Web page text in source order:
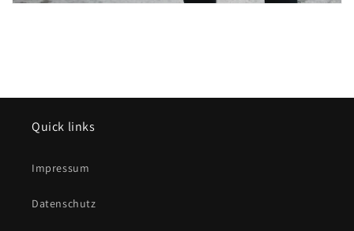
Quick links
Impressum
Datenschutz